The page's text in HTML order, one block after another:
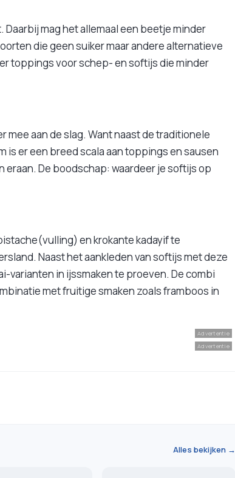
mag het allemaal een beetje minder
die geen suiker maar andere alternatieve
toppings voor schep- en softijs die minder
mee aan de slag. Want naast de traditionele
is er een breed scala aan toppings en sausen
eraan. De boodschap: waardeer je softijs op
en krokante kadayif te
Naast het aankleden van softijs met deze
varianten in ijssmaken te proeven. De combi
met fruitige smaken zoals framboos in
Advertentie
Advertentie
Alles bekijken →